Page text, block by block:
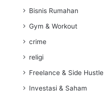
Bisnis Rumahan
Gym & Workout
crime
religi
Freelance & Side Hustle
Investasi & Saham